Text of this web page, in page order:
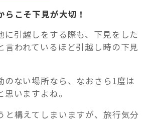
らこそ下見が大切！
に引越しをする際も、下見をした
言われているほど引越し時の下見
のない場所なら、なおさら1度は
いますよね。
と構えてしまいますが、旅行気分